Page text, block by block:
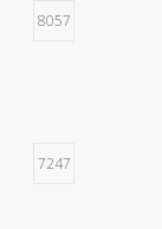
8057
7247